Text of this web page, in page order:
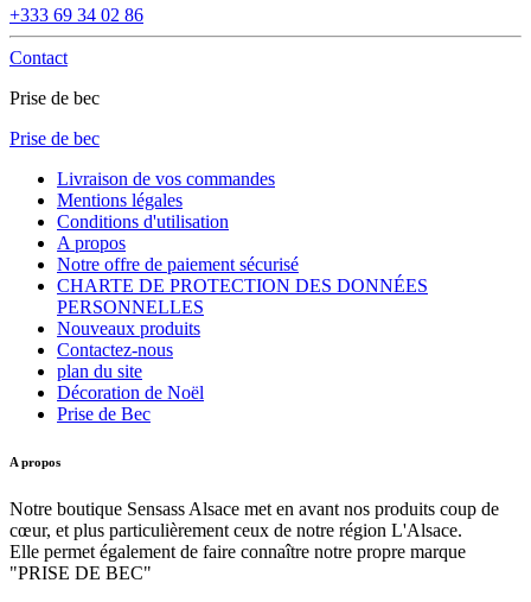
+333 69 34 02 86
Contact
Prise de bec
Prise de bec
Livraison de vos commandes
Mentions légales
Conditions d'utilisation
A propos
Notre offre de paiement sécurisé
CHARTE DE PROTECTION DES DONNÉES
PERSONNELLES
Nouveaux produits
Contactez-nous
plan du site
Décoration de Noël
Prise de Bec
A propos
Notre boutique Sensass Alsace met en avant nos produits coup de
cœur, et plus particulièrement ceux de notre région L'Alsace.
Elle permet également de faire connaître notre propre marque
"PRISE DE BEC"